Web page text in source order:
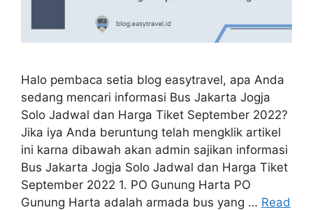
Halo pembaca setia blog easytravel, apa Anda
sedang mencari informasi Bus Jakarta Jogja
Solo Jadwal dan Harga Tiket September 2022?
Jika iya Anda beruntung telah mengklik artikel
ini karna dibawah akan admin sajikan informasi
Bus Jakarta Jogja Solo Jadwal dan Harga Tiket
September 2022 1. PO Gunung Harta PO
Gunung Harta adalah armada bus yang … Read